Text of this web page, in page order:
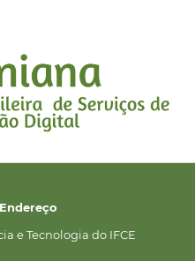
e Tecnologia do IFCE